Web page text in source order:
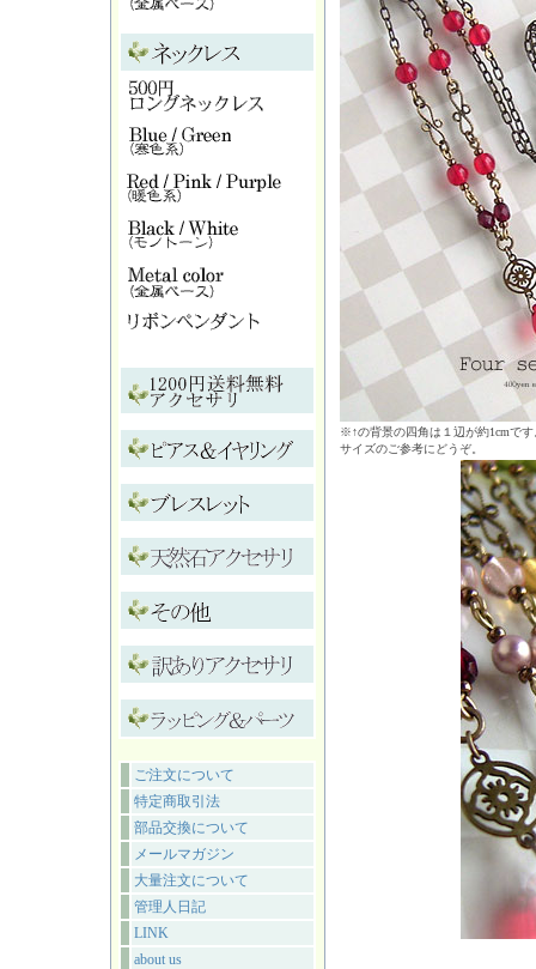
ご注文について
特定商取引法
部品交換について
メールマガジン
大量注文について
管理人日記
LINK
about us
※↑の背景の四角は１辺が約1cmです
サイズのご参考にどうぞ。